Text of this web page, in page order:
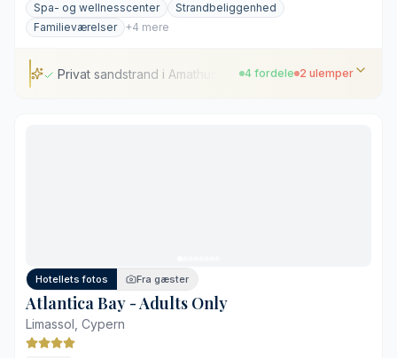
Spa- og wellnesscenter
Strandbeliggenhed
Familieværelser
+4 mere
Privat sandstrand i Amathus 4 fordele 2 ulemper
Hotellets fotos Fra gæster
Atlantica Bay - Adults Only
Limassol, Cypern